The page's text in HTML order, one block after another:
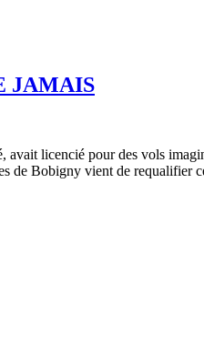
JAMAIS
avait licencié pour des vols
de Bobigny vient de